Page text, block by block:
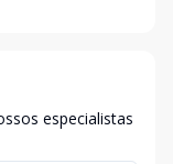
especialistas